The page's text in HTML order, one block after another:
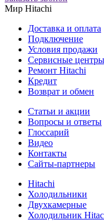
Мир Hitachi
Доставка и оплата
Подключение
Условия продажи
Сервисные
Ремонт Hitachi
Кредит
Возврат и обмен
Cтатьи и акции
Вопросы и ответы
Глоссарий
Видео
Контакты
Сайты-партнеры
Hitachi
Холодильники
Двухкамерные
Холодильник